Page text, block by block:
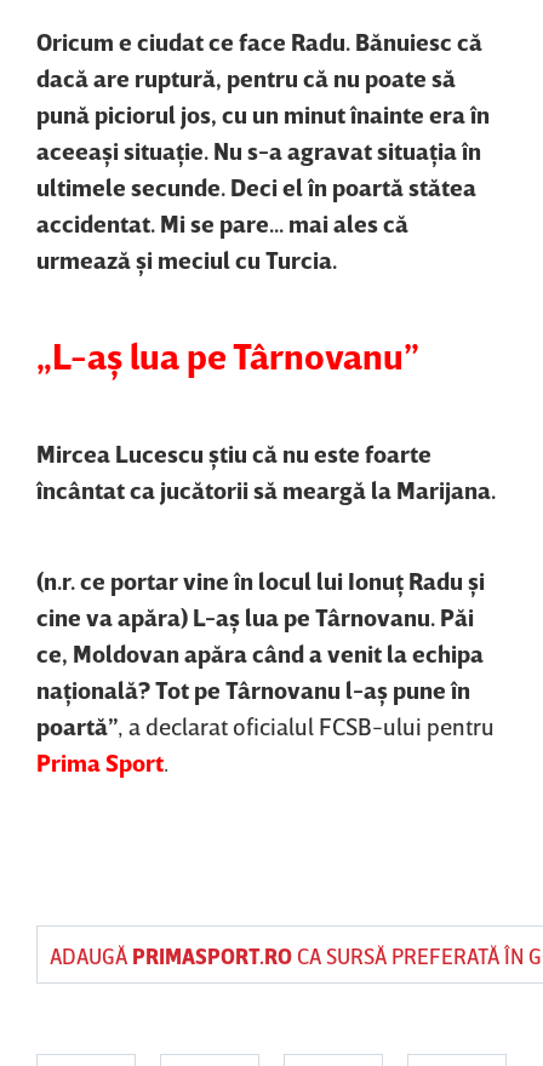
Oricum e ciudat ce face Radu. Bănuiesc că
dacă are ruptură, pentru că nu poate să
pună piciorul jos, cu un minut înainte era în
aceeaşi situaţie. Nu s-a agravat situaţia în
ultimele secunde. Deci el în poartă stătea
accidentat. Mi se pare... mai ales că
urmează şi meciul cu Turcia.
„L-aş lua pe Târnovanu”
Mircea Lucescu ştiu că nu este foarte
încântat ca jucătorii să meargă la Marijana.
(n.r. ce portar vine în locul lui Ionuţ Radu şi
cine va apăra) L-aş lua pe Târnovanu. Păi
ce, Moldovan apăra când a venit la echipa
naţională? Tot pe Târnovanu l-aş pune în
poartă”, a declarat oficialul FCSB-ului pentru
Prima Sport.
ADAUGĂ PRIMASPORT.ROCA SURSĂ PREFERATĂ ÎN